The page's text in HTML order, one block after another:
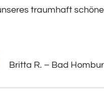
traumhaft
Britta R. – Bad